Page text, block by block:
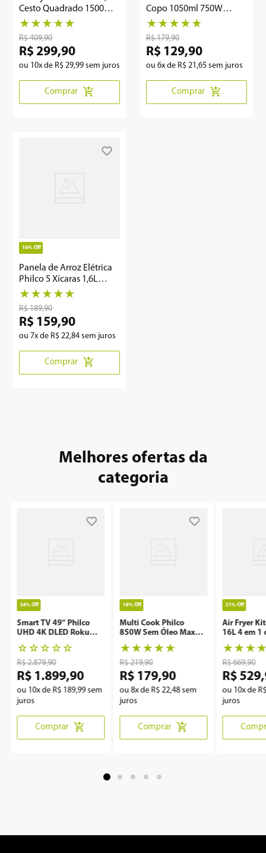
Cesto Quadrado 1500W
KFR01
★ ★ ★ ★ ★
R$ 409,90
R$ 299,90
ou 10x de R$ 29,99 sem juros
Comprar
Copo 1050ml 750W
PMXE01
★ ★ ★ ★ ★
R$ 179,90
R$ 129,90
ou 6x de R$ 21 ,65 sem juros
Comprar
16% Off
Panela de Arroz Elétrica
Philco 5 Xícaras 1,6L
PPAE01
★ ★ ★ ★ ★
R$ 189,90
R$ 159,90
ou 7x de R$ 22,84 sem juros
Comprar
Melhores ofertas da
categoria
34% Off
Smart TV 49" Philco
UHD 4K DLED Roku
P49CRA
☆☆☆☆☆
R$ 2.879,90
R$ 1.899,90
ou 10x de R$ 189,99sem
juros
Comprar
18% Off
Multi Cook Philco
850W Sem Óleo Maxx
Clean
★★★★★
R$ 219,90
R$ 179,90
ou8x de R$ 22,48sem
juros
Comprar
21% Off
Air Fryer
16L 4 em 1
Rotisserie
★★★
R$ 669,90
R$ 529,
ou 10x de
juros